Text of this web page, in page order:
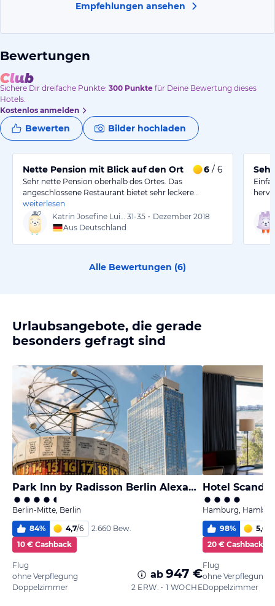
Empfehlungen ansehen
Bewertungen
Sichere Dir dreifache Punkte: 300 Punkte für Deine Bewertung dieses
Hotels.
Kostenlos anmelden
Bewerten Bilder hochladen
Nette Pension mit Blick auf den Ort 6 / 6
Sehr nette Pension oberhalb des Ortes. Das
angeschlossene Restaurant bietet sehr leckere…
weiterlesen
31-35 • Dezember 2018
Aus Deutschland
Alle Bewertungen (6)
Urlaubsangebote, die gerade
besonders gefragt sind
Park Inn by Radisson Berlin Alexanderplatz
Berlin-Mitte, Berlin
84% 4,7/6
2.660 Bew.
10 € Cashback
Flug
ohne Verpflegung
Doppelzimmer
ab 947 €
2 ERW. • 1 WOCHE
Hotel
Hamburg,
98% 5,6
20 € Cashback
Flug
ohne Verpflegung
Doppelzimmer